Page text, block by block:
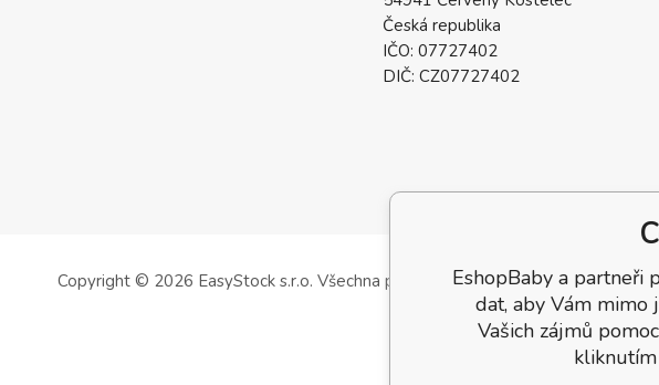
Česká republika
IČO: 07727402
DIČ: CZ07727402
Copyright © 2026 EasyStock s.r.o. Všechna práva vyhrazena.EshopBaby a partneři
dat, aby Vám mimo
Vašich zájmů